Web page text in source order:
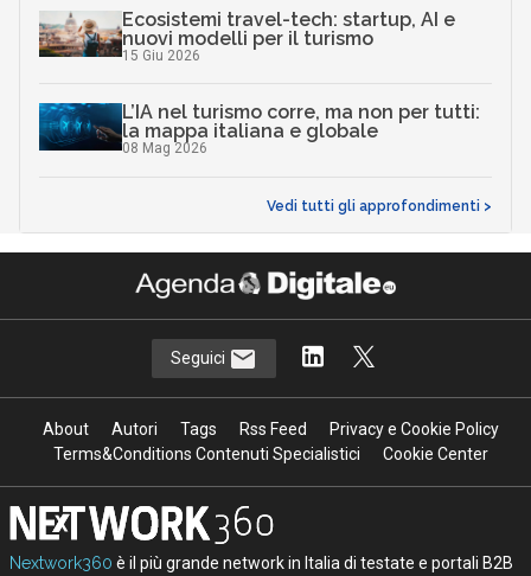
Ecosistemi travel-tech: startup, AI e
nuovi modelli per il turismo
15 Giu 2026
L’IA nel turismo corre, ma non per tutti:
la mappa italiana e globale
08 Mag 2026
Vedi tutti gli approfondimenti >
Seguici
About Autori Tags Rss Feed
Privacy e Cookie Policy
Terms&Conditions Contenuti Specialistici
Cookie Center
Nextwork360 è il più grande network in Italia di testate e portali B2B